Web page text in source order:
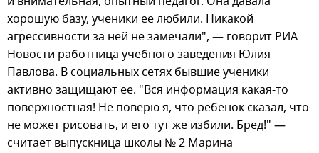
хорошую базу, ученики ее любили. Никакой
агрессивности за ней не замечали", — говорит РИА
Новости работница учебного заведения Юлия
Павлова. В социальных сетях бывшие ученики
активно защищают ее. "Вся информация какая-то
поверхностная! Не поверю я, что ребенок сказал, что
не может рисовать, и его тут же избили. Бред!" —
считает выпускница школы № 2 Марина